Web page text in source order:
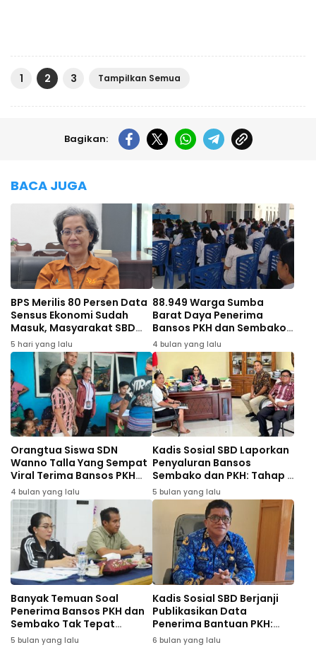
1 2 3 Tampilkan Semua
Bagikan:
BACA JUGA
BPS Merilis 80 Persen Data
Sensus Ekonomi Sudah
Masuk, Masyarakat SBD
Didominasi Pekerja
Sebagai Petani
5 hari yang lalu
88.949 Warga Sumba
Barat Daya Penerima
Bansos PKH dan Sembako,
Dinsos Evaluasi Data
4 bulan yang lalu
Orangtua Siswa SDN
Wanno Talla Yang Sempat
Viral Terima Bansos PKH
Tahap I 2026
4 bulan yang lalu
Kadis Sosial SBD Laporkan
Penyaluran Bansos
Sembako dan PKH: Tahap II
yang Lulus PPPK Akan
Dihapus
5 bulan yang lalu
Banyak Temuan Soal
Penerima Bansos PKH dan
Sembako Tak Tepat
Sasaran, Warga Miskin di
SBD Akan Didata Ulang
5 bulan yang lalu
Kadis Sosial SBD Berjanji
Publikasikan Data
Penerima Bantuan PKH:
Tahap 4 Tahun 2025 Ada
54 Ribu KPM
6 bulan yang lalu